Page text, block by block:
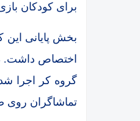
برای کودکان
بخش پایانی
اختصاص داشت.
گروه کر اجرا
تماشاگران روی